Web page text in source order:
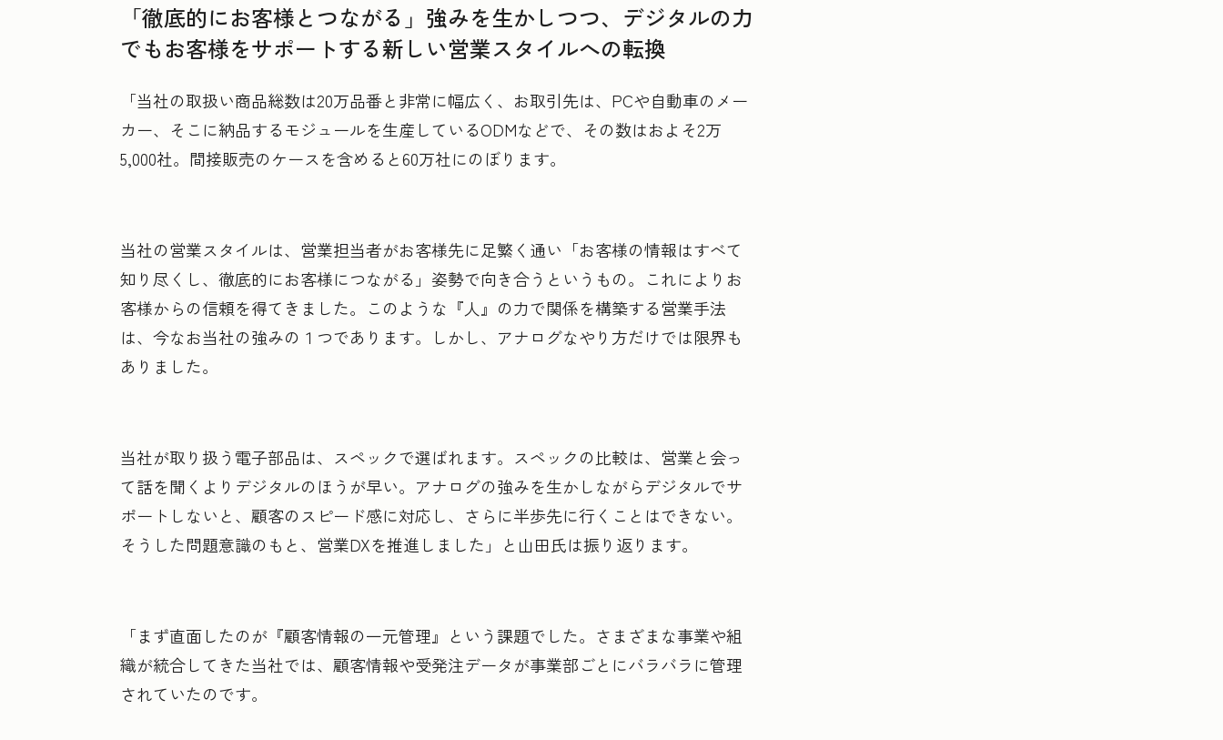
「徹底的にお客様とつながる」強みを生かしつつ、デジタルの力
でもお客様をサポートする新しい営業スタイルへの転換
「当社の取扱い商品総数は20万品番と非常に幅広く、お取引先は、PCや自動車のメー
カー、そこに納品するモジュールを生産しているODMなどで、その数はおよそ2万
5,000社。間接販売のケースを含めると60万社にのぼります。
当社の営業スタイルは、営業担当者がお客様先に足繁く通い「お客様の情報はすべて
知り尽くし、徹底的にお客様につながる」姿勢で向き合うというもの。これによりお
客様からの信頼を得てきました。このような『人』の力で関係を構築する営業手法
は、今なお当社の強みの１つであります。しかし、アナログなやり方だけでは限界も
ありました。
当社が取り扱う電子部品は、スペックで選ばれます。スペックの比較は、営業と会っ
て話を聞くよりデジタルのほうが早い。アナログの強みを生かしながらデジタルでサ
ポートしないと、顧客のスピード感に対応し、さらに半歩先に行くことはできない。
そうした問題意識のもと、営業DXを推進しました」と山田氏は振り返ります。
「まず直面したのが『顧客情報の一元管理』という課題でした。さまざまな事業や組
織が統合してきた当社では、顧客情報や受発注データが事業部ごとにバラバラに管理
されていたのです。